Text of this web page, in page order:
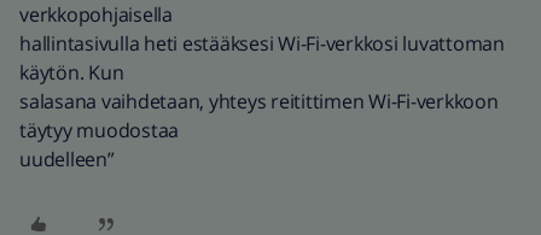
verkkopohjaisella
hallintasivulla heti estääksesi Wi-Fi-verkkosi luvattoman
käytön. Kun
salasana vaihdetaan, yhteys reitittimen Wi-Fi-verkkoon
täytyy muodostaa
uudelleen”